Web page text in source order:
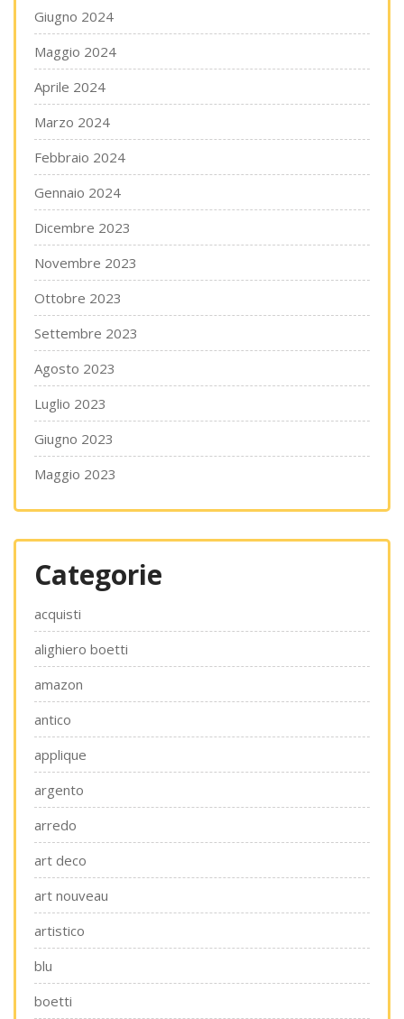
Giugno 2024
Maggio 2024
Aprile 2024
Marzo 2024
Febbraio 2024
Gennaio 2024
Dicembre 2023
Novembre 2023
Ottobre 2023
Settembre 2023
Agosto 2023
Luglio 2023
Giugno 2023
Maggio 2023
Categorie
acquisti
alighiero boetti
amazon
antico
applique
argento
arredo
art deco
art nouveau
artistico
blu
boetti